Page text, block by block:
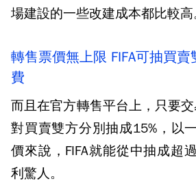
場建設的一些改建成本都比較高
轉售票價無上限 FIFA可抽買
費
而且在官方轉售平台上，只要
對買賣雙方分別抽成15%，以
價來說，FIFA就能從中抽成超
利驚人。